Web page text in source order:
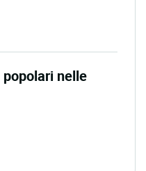
nelle